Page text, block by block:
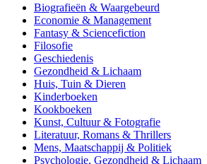
Biografieën & Waargebeurd
Economie & Management
Fantasy & Sciencefiction
Filosofie
Geschiedenis
Gezondheid & Lichaam
Huis, Tuin & Dieren
Kinderboeken
Kookboeken
Kunst, Cultuur & Fotografie
Literatuur, Romans & Thrillers
Mens, Maatschappij & Politiek
Psychologie, Gezondheid & Lichaam